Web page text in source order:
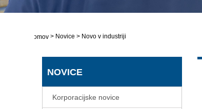
domov > Novice > Novo v industriji
NOVICE
Korporacijske novice